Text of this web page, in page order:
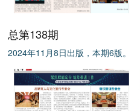
总第138期
2024年11月8日出版，本期6版。